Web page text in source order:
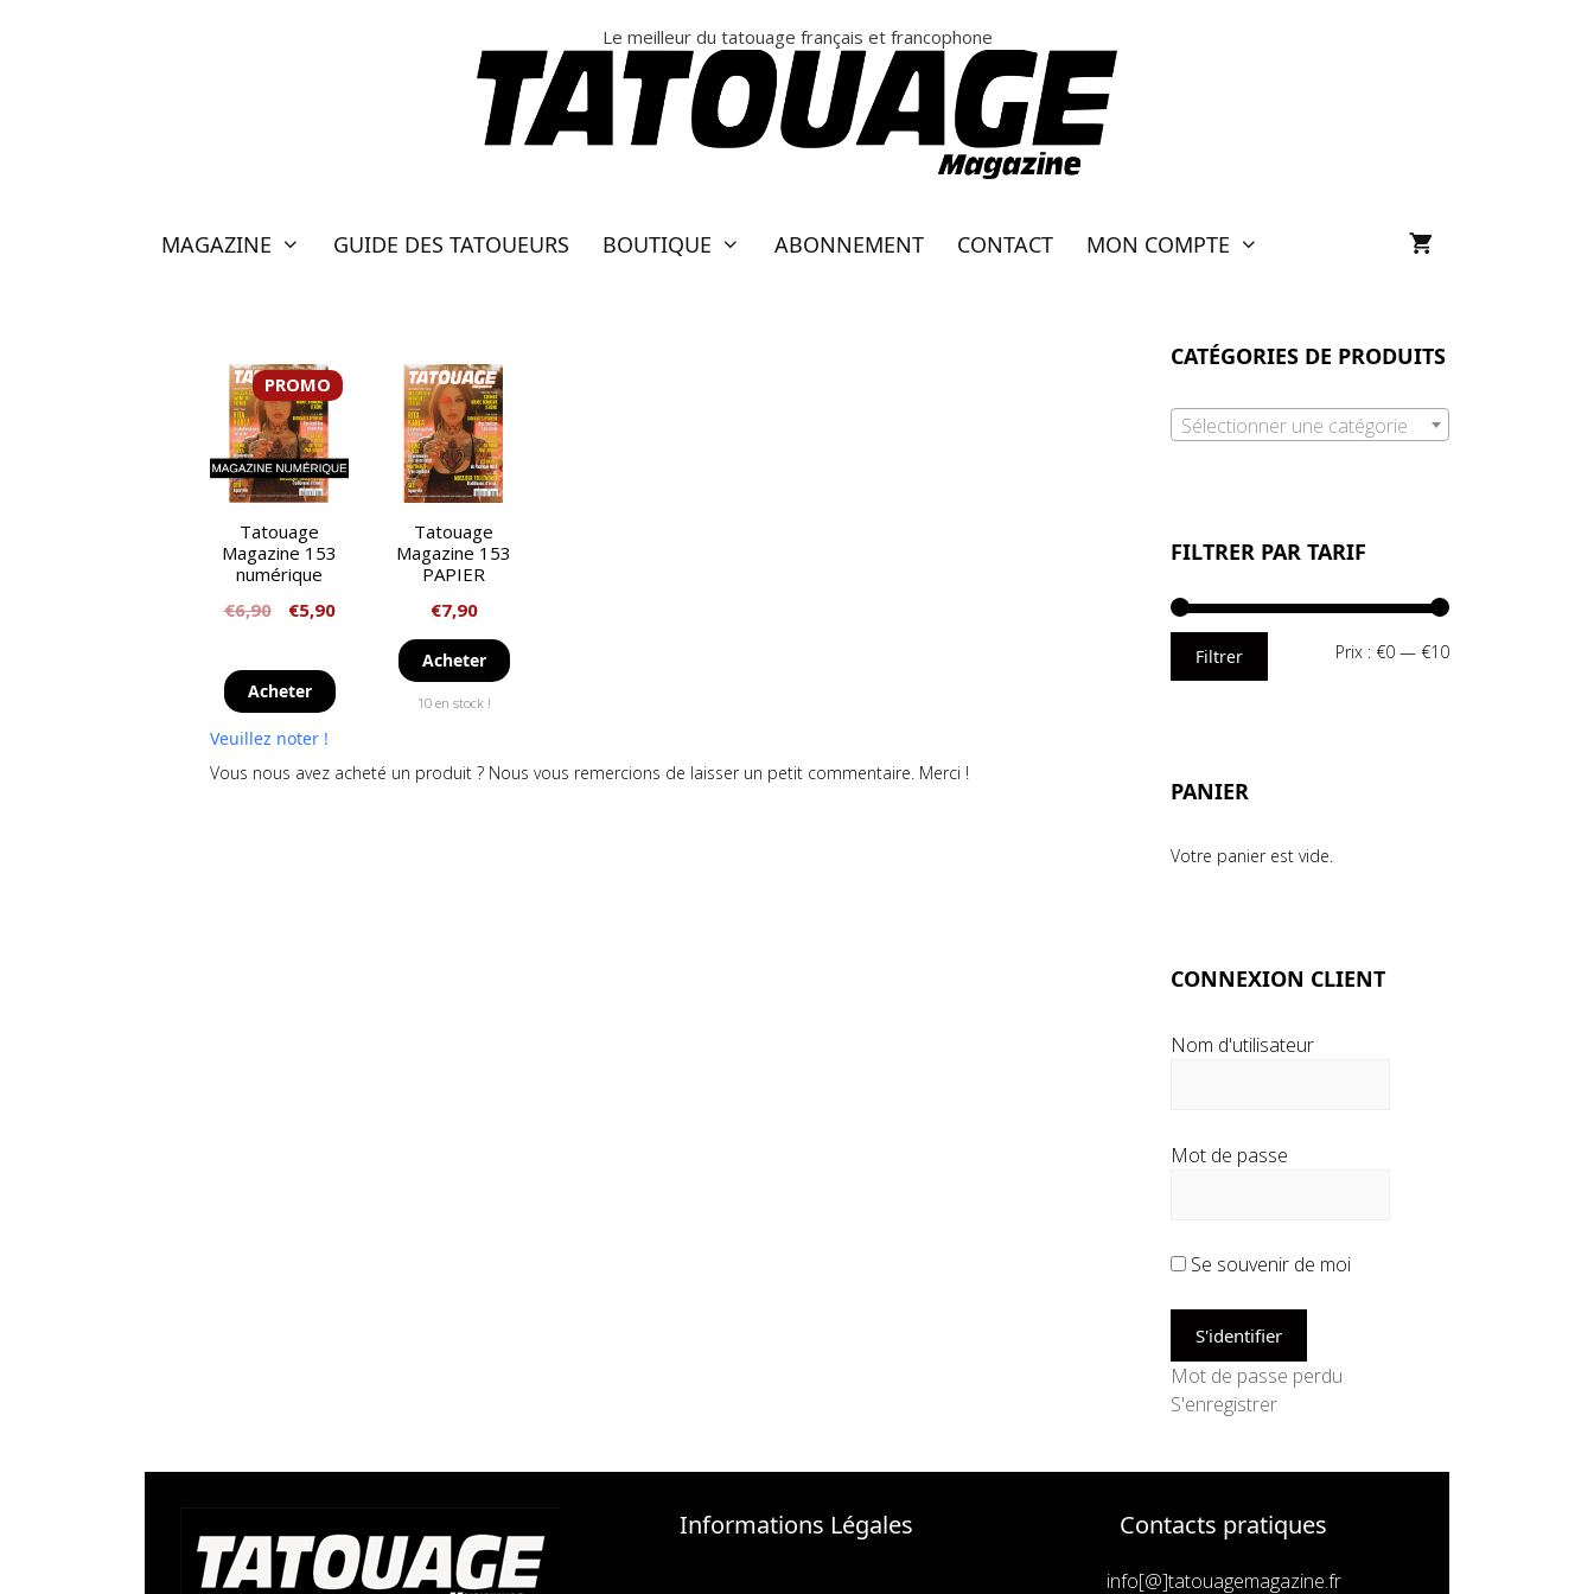
Le meilleur du tatouage français et francophone
MAGAZINE GUIDE DES TATOUEURS BOUTIQUE ABONNEMENT CONTACT MON COMPTE
PROMO
Tatouage
Magazine 153
numérique
€6,90 €5,90
Acheter
Tatouage
Magazine 153
PAPIER
€7,90
Acheter
10 en stock !
Veuillez noter !
Vous nous avez acheté un produit ? Nous vous remercions de laisser un petit commentaire. Merci !
CATÉGORIES DE PRODUITS
Sélectionner une catégorie
FILTRER PAR TARIF
Prix
Prix
Filtrer Prix : €0 — €10
PANIER
Votre panier est vide.
CONNEXION CLIENT
Nom d'utilisateur
Mot de passe
Se souvenir de moi
Mot de passe perdu
S'enregistrer
Informations Légales Contacts pratiques
info[@]tatouagemagazine.fr